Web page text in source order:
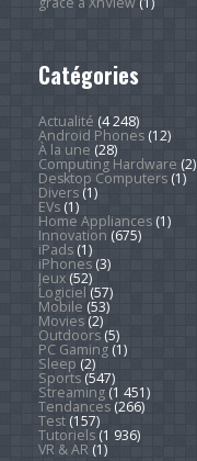
Catégories
Actualité (4 248)
Android Phones(12)
À la une (28)
Computing Hardware (2)
Desktop Computers(1)
Divers(1)
EVs(1)
Home Appliances(1)
Innovation (675)
iPads(1)
iPhones(3)
Jeux(52)
Logiciel (57)
Mobile (53)
Movies(2)
Outdoors(5)
PC Gaming(1)
Sleep (2)
Sports(547)
Streaming(1 451)
Tendances(266)
Test(157)
Tutoriels(1 936)
VR & AR(1)